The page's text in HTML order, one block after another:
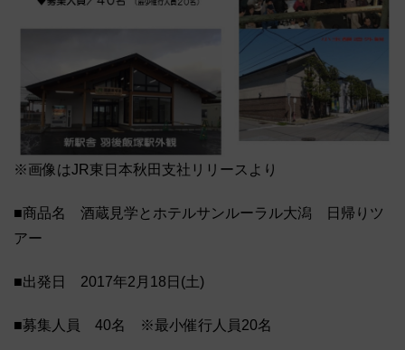
※画像はJR東日本秋田支社リリースより
■商品名 酒蔵見学とホテルサンルーラル大潟 日帰りツ
アー
■出発日 2017年2月18日(土)
■募集人員 40名 ※最小催行人員20名